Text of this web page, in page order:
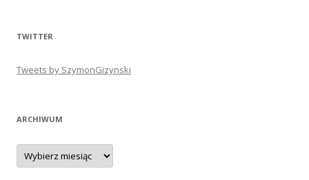
TWITTER
Tweets by SzymonGizynski
ARCHIWUM
Archiwum